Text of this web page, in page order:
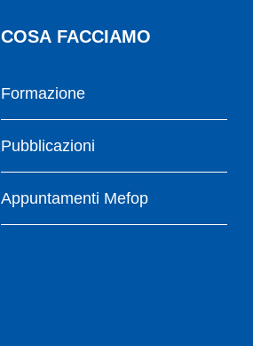
COSA FACCIAMO
Formazione
Pubblicazioni
Appuntamenti Mefop